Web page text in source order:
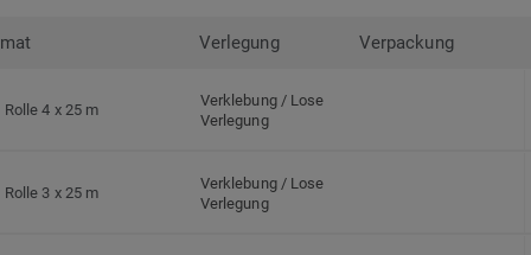
Verlegung Verpackung
Rolle 4 x 25 m
Verklebung / Lose
Verlegung
Rolle 3 x 25 m
Verklebung / Lose
Verlegung